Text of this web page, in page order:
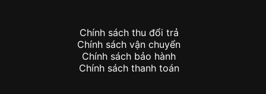
Chính sách thu đổi trả
Chính sách vận chuyển
Chính sách bảo hành
Chính sách thanh toán